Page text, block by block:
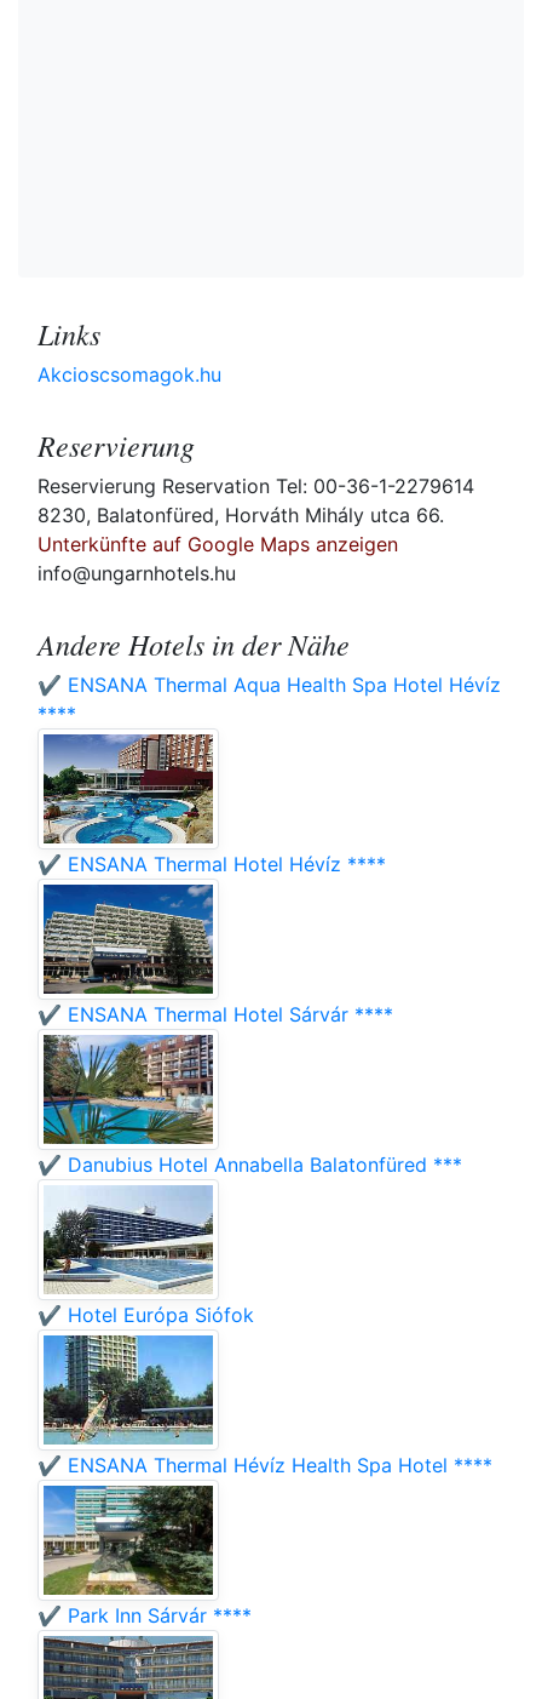
Links
Akcioscsomagok.hu
Reservierung
Reservierung Reservation Tel: 00-36-1-2279614
8230, Balatonfüred, Horváth Mihály utca 66.
Unterkünfte auf Google Maps anzeigen
info@ungarnhotels.hu
Andere Hotels in der Nähe
✔️ ENSANA Thermal Aqua Health Spa Hotel Hévíz
****
✔️ ENSANA Thermal Hotel Hévíz ****
✔️ ENSANA Thermal Hotel Sárvár ****
✔️ Danubius Hotel Annabella Balatonfüred ***
✔️ Hotel Európa Siófok
✔️ ENSANA Thermal Hévíz Health Spa Hotel ****
✔️ Park Inn Sárvár ****